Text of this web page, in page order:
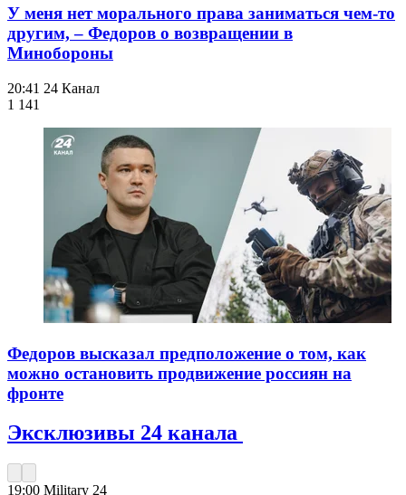
У меня нет морального права заниматься чем-то
другим, – Федоров о возвращении в
Минобороны
20:41 24 Канал
1 141
Федоров высказал предположение о том, как
можно остановить продвижение россиян на
фронте
Эксклюзивы 24 канала
19:00 Military 24